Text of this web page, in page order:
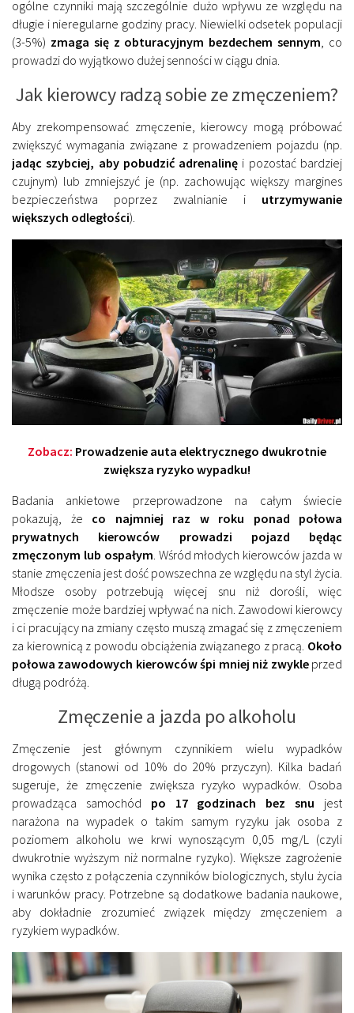
ogólne czynniki mają szczególnie dużo wpływu ze względu na
długie i nieregularne godziny pracy. Niewielki odsetek populacji
(3-5%) zmaga się z obturacyjnym bezdechem sennym , co
prowadzi do wyjątkowo dużej senności w ciągu dnia.
Jak kierowcy radzą sobie ze zmęczeniem?
Aby zrekompensować zmęczenie, kierowcy mogą próbować
zwiększyć wymagania związane z prowadzeniem pojazdu (np.
jadąc szybciej, aby pobudzić adrenalinę i pozostać bardziej
czujnym) lub zmniejszyć je (np. zachowując większy margines
bezpieczeństwa poprzez zwalnianie i utrzymywanie
większych odległości).
Zobacz: Prowadzenie auta elektrycznego dwukrotnie
zwiększa ryzyko wypadku!
Badania ankietowe przeprowadzone na całym świecie
pokazują, że co najmniej raz w roku ponad połowa
prywatnych kierowców prowadzi pojazd będąc
zmęczonym lub ospałym. Wśród młodych kierowców jazda w
stanie zmęczenia jest dość powszechna ze względu na styl życia.
Młodsze osoby potrzebują więcej snu niż dorośli, więc
zmęczenie może bardziej wpływać na nich. Zawodowi kierowcy
i ci pracujący na zmiany często muszą zmagać się z zmęczeniem
za kierownicą z powodu obciążenia związanego z pracą. Około
połowa zawodowych kierowców śpi mniej niż zwykleprzed
długą podróżą.
Zmęczenie a jazda po alkoholu
Zmęczenie jest głównym czynnikiem wielu wypadków
drogowych (stanowi od 10% do 20% przyczyn). Kilka badań
sugeruje, że zmęczenie zwiększa ryzyko wypadków. Osoba
prowadząca samochód po 17 godzinach bez snu jest
narażona na wypadek o takim samym ryzyku jak osoba z
poziomem alkoholu we krwi wynoszącym 0,05 mg/L (czyli
dwukrotnie wyższym niż normalne ryzyko). Większe zagrożenie
wynika często z połączenia czynników biologicznych, stylu życia
i warunków pracy. Potrzebne są dodatkowe badania naukowe,
aby dokładnie zrozumieć związek między zmęczeniem a
ryzykiem wypadków.